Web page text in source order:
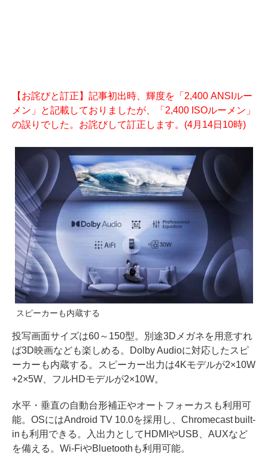
【お詫びと訂正】記事初出時、輝度を「2,400 ANSIルー
メン」と記載しておりましたが、「2,400 ISOルーメン」
の誤りでした。お詫びして訂正します。(4月14日10時)
スピーカーも内蔵する
投写画面サイズは60～150型。別途3Dメガネを用意すれ
ば3D映画なども楽しめる。Dolby Audioに対応したスピ
ーカーも内蔵する。スピーカー出力は4Kモデルが2×10W
+2×5W、フルHDモデルが2×10W。
水平・垂直の自動台形補正やオートフォーカスも利用可
能。OSにはAndroid TV 10.0を採用し、Chromecast built-
inも利用できる。入出力としてHDMIやUSB、AUXなど
を備える。Wi-FiやBluetoothも利用可能。